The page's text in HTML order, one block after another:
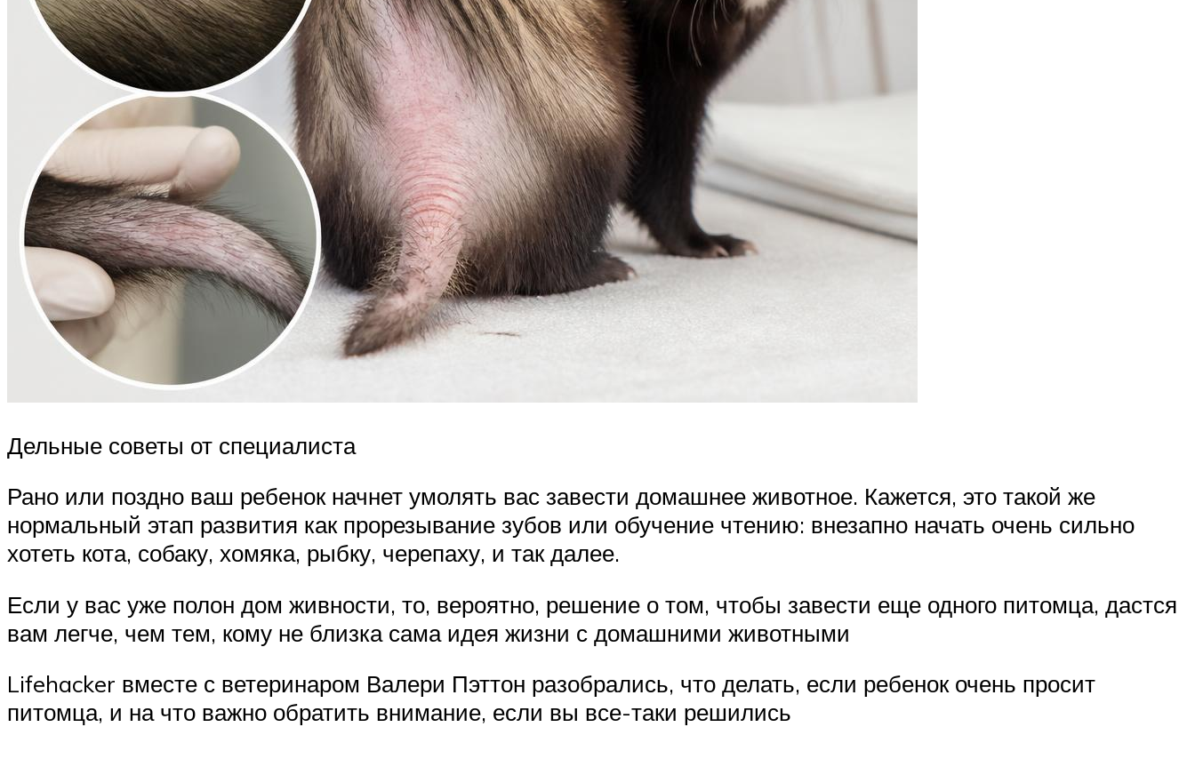
Дельные советы от специалиста
Рано или поздно ваш ребенок начнет умолять вас завести домашнее животное. Кажется, это такой же
нормальный этап развития как прорезывание зубов или обучение чтению: внезапно начать очень сильно
хотеть кота, собаку, хомяка, рыбку, черепаху, и так далее.
Если у вас уже полон дом живности, то, вероятно, решение о том, чтобы завести еще одного питомца, дастся
вам легче, чем тем, кому не близка сама идея жизни с домашними животными
Lifehacker вместе с ветеринаром Валери Пэттон разобрались, что делать, если ребенок очень просит
питомца, и на что важно обратить внимание, если вы все-таки решились